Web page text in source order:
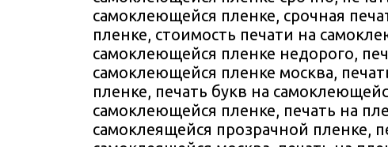
самоклеющейся пленке, срочная
пленке, стоимость печати на
самоклеющейся пленке недорого,
самоклеющейся пленке москва,
пленке, печать букв на
самоклеющейся пленке, печать на
самоклеящейся прозрачной пленке,